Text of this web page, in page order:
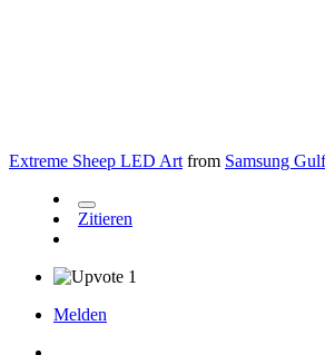
Extreme Sheep LED Art from Samsung Gulf
Zitieren
1
Melden